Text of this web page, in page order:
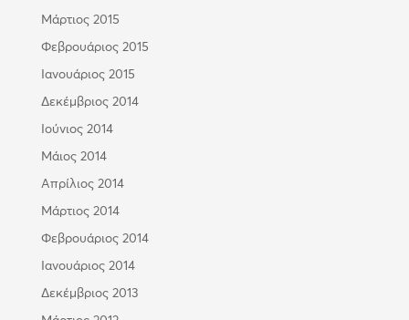
Μάρτιος 2015
Φεβρουάριος 2015
Ιανουάριος 2015
Δεκέμβριος 2014
Ιούνιος 2014
Μάιος 2014
Απρίλιος 2014
Μάρτιος 2014
Φεβρουάριος 2014
Ιανουάριος 2014
Δεκέμβριος 2013